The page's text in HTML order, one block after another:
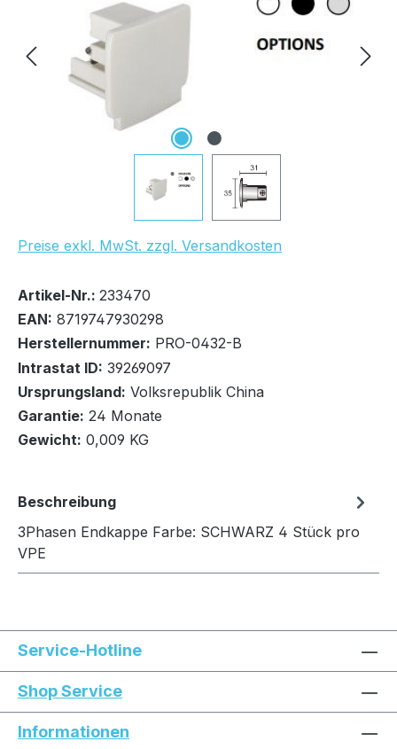
Preise exkl. MwSt. zzgl. Versandkosten
Bestand:23x
Sofort verfügbar, Lieferzeit: 1-2 Tage
In den Warenkorb
Artikel-Nr.: 233470
EAN: 8719747930298
Herstellernummer: PRO-0432-B
Intrastat ID: 39269097
Ursprungsland: Volksrepublik China
Garantie: 24 Monate
Gewicht: 0,009 KG
Beschreibung
3Phasen Endkappe Farbe: SCHWARZ 4 Stück pro
VPE
Service-Hotline
Shop Service
Informationen